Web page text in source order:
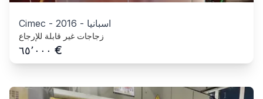
Cimec - 2016 - اسبانيا
زجاجات غير قابلة للإرجاع
٦٥٬٠٠٠ €